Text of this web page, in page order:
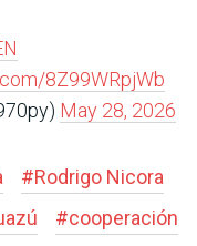
8Z99WRpjWb
May 28, 2026
#Rodrigo Nicora
#cooperación